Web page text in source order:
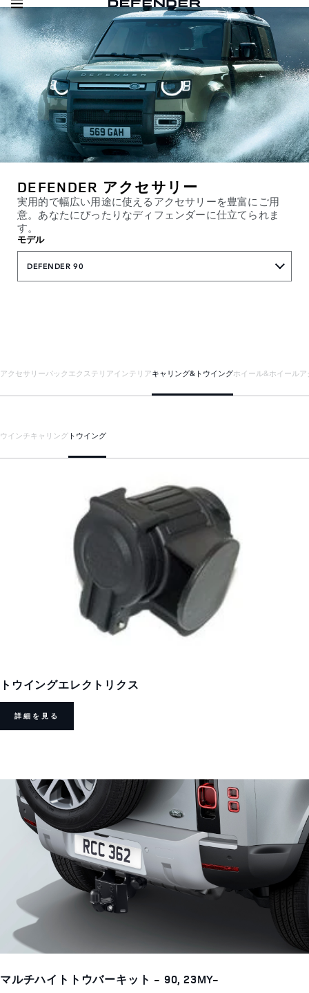
DEFENDER アクセサリー
実用的で幅広い用途に使えるアクセサリーを豊富にご用
意。あなたにぴったりなディフェンダーに仕立てられま
す。
モデル
DEFENDER 90
アクセサリーパック エクステリアインテリアキャリング&トウイングホイール&ホイール
ウインチキャリング トウイング
トウイングエレクトリクス
詳細を見る
マルチハイトトウバーキット - 90, 23MY-